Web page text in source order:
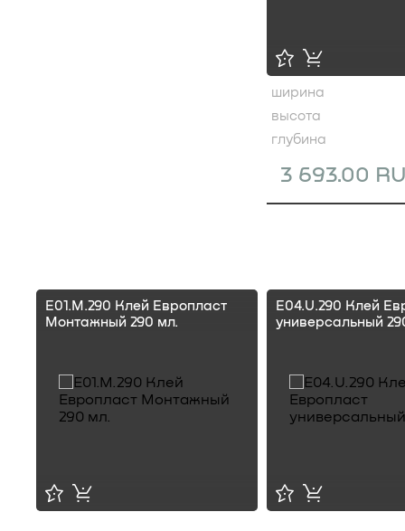
3 693.00
ширина
высота
глубина
E01.M.290 Клей Европласт
Монтажный 290 мл.
E04.U.290 Клей
универсальный